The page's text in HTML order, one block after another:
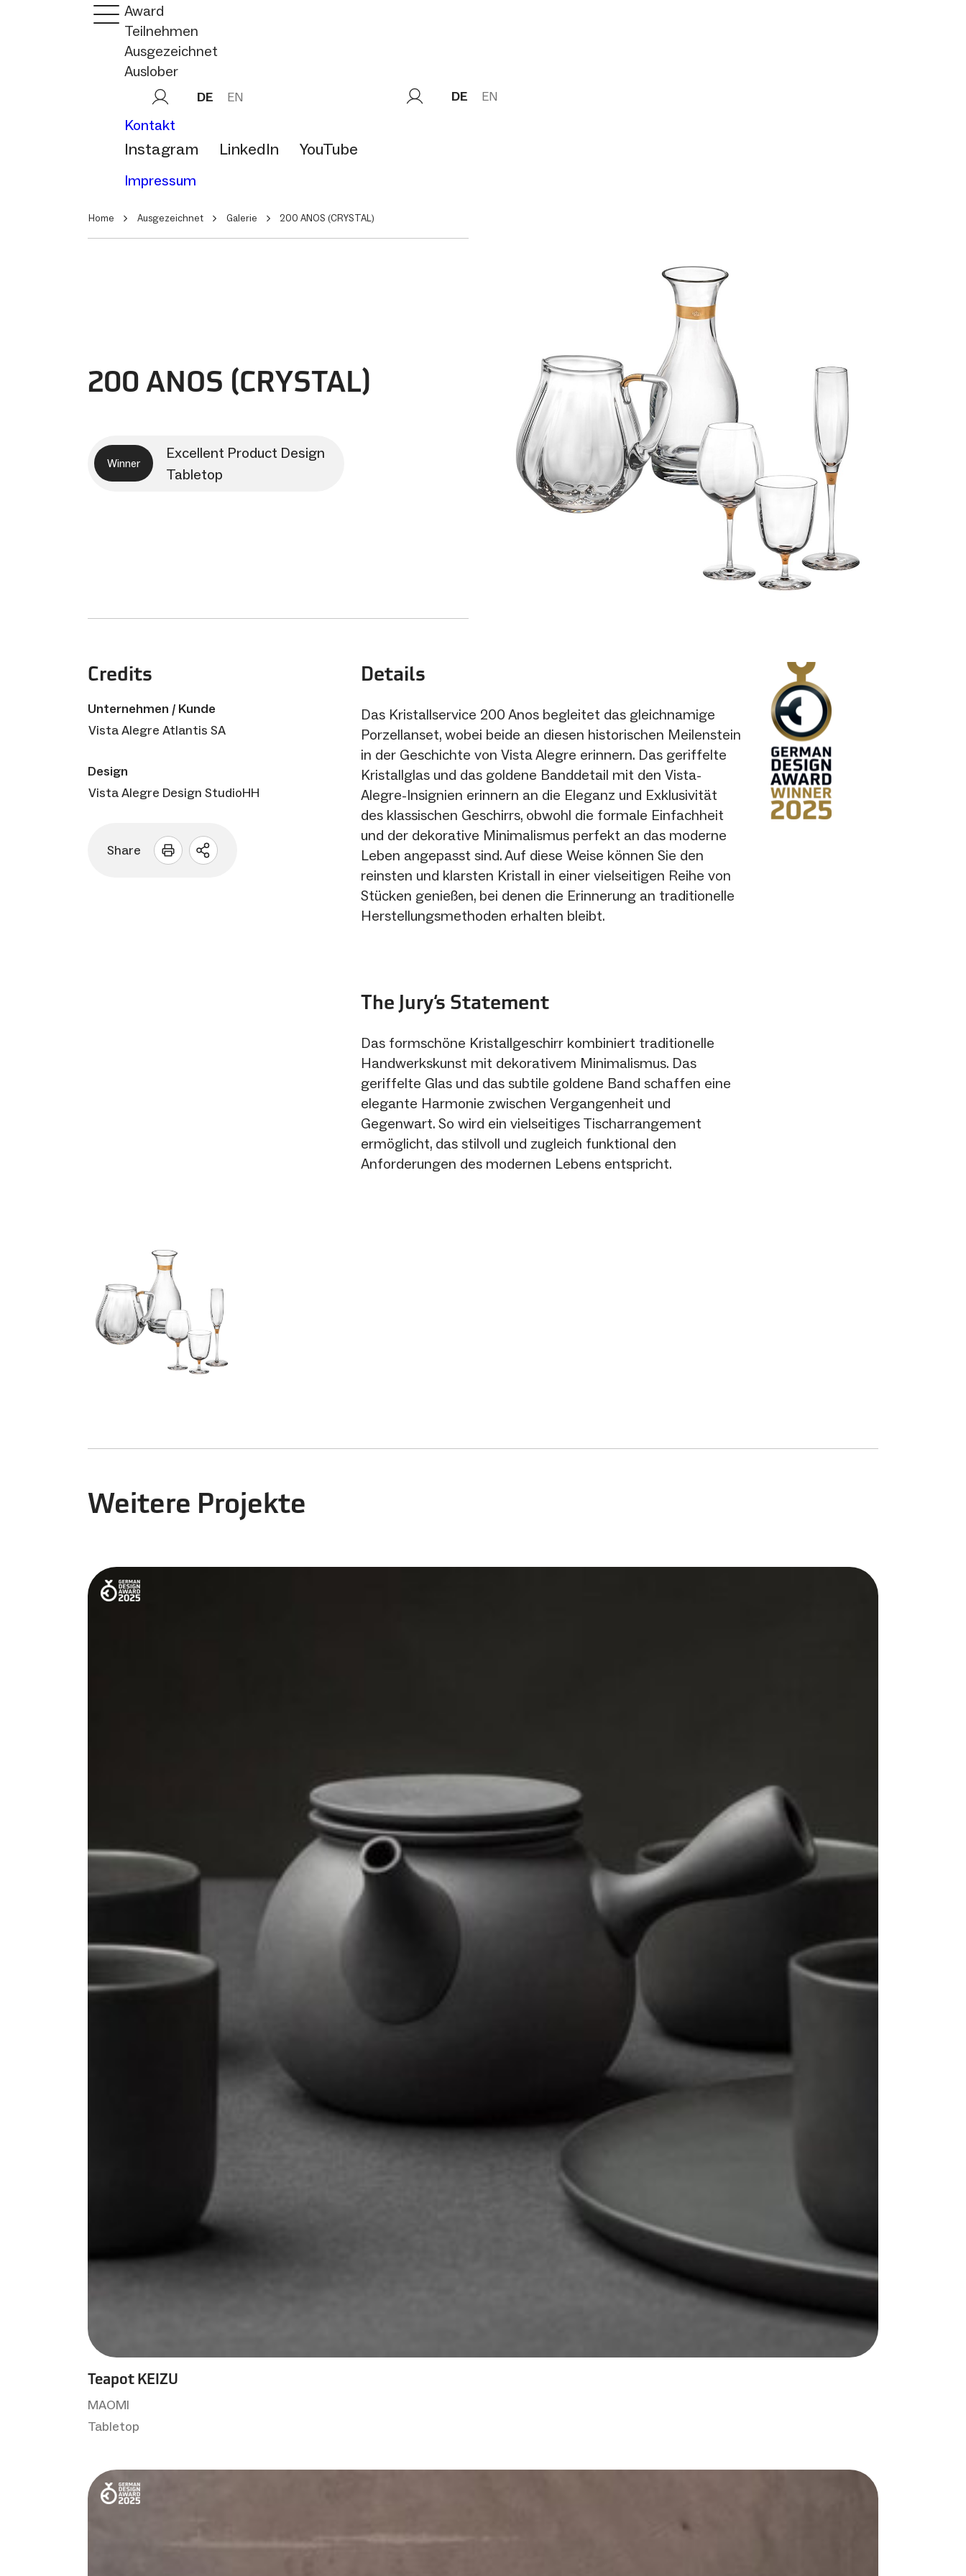
Award
Teilnehmen
Ausgezeichnet
Auslober
DE EN
Kontakt
Instagram LinkedIn YouTube
Impressum
DE EN
Home Ausgezeichnet Galerie 200 ANOS (CRYSTAL)
200 ANOS (CRYSTAL)
Winner
Excellent Product Design
Tabletop
Credits
Unternehmen / Kunde
Vista Alegre Atlantis SA
Design
Vista Alegre Design StudioHH
Share
Sharing
Details
Das Kristallservice 200 Anos begleitet das gleichnamige
Porzellanset, wobei beide an diesen historischen Meilenstein
in der Geschichte von Vista Alegre erinnern. Das geriffelte
Kristallglas und das goldene Banddetail mit den Vista-
Alegre-Insignien erinnern an die Eleganz und Exklusivität
des klassischen Geschirrs, obwohl die formale Einfachheit
und der dekorative Minimalismus perfekt an das moderne
Leben angepasst sind. Auf diese Weise können Sie den
reinsten und klarsten Kristall in einer vielseitigen Reihe von
Stücken genießen, bei denen die Erinnerung an traditionelle
Herstellungsmethoden erhalten bleibt.
The Jury‘s Statement
Das formschöne Kristallgeschirr kombiniert traditionelle
Handwerkskunst mit dekorativem Minimalismus. Das
geriffelte Glas und das subtile goldene Band schaffen eine
elegante Harmonie zwischen Vergangenheit und
Gegenwart. So wird ein vielseitiges Tischarrangement
ermöglicht, das stilvoll und zugleich funktional den
Anforderungen des modernen Lebens entspricht.
Weitere Projekte
Teapot KEIZU
MAOMI
Tabletop